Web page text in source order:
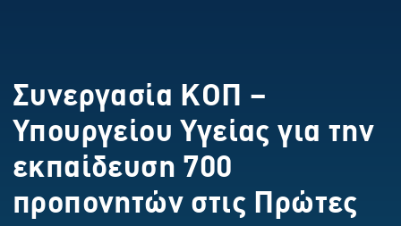
Συνεργασία ΚΟΠ –
Υπουργείου Υγείας για την
εκπαίδευση 700
προπονητών στις Πρώτες